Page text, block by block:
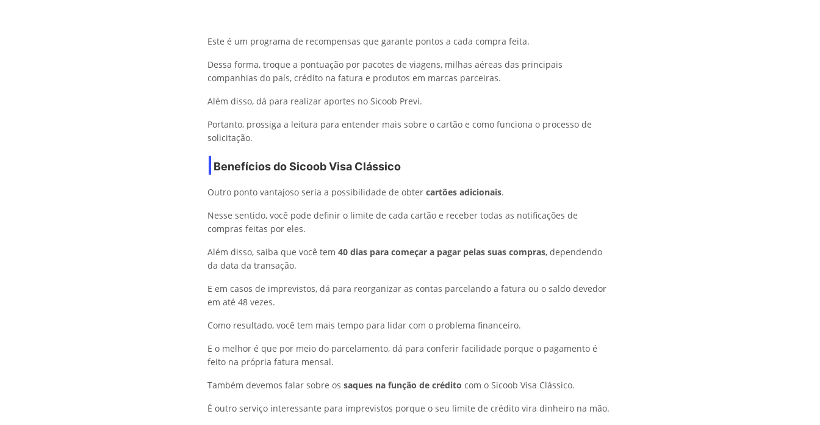
Este é um programa de recompensas que garante pontos a cada compra feita.
Dessa forma, troque a pontuação por pacotes de viagens, milhas aéreas das principais
companhias do país, crédito na fatura e produtos em marcas parceiras.
Além disso, dá para realizar aportes no Sicoob Previ.
Portanto, prossiga a leitura para entender mais sobre o cartão e como funciona o processo de
solicitação.
Benefícios do Sicoob Visa Clássico
Outro ponto vantajoso seria a possibilidade de obter cartões adicionais.
Nesse sentido, você pode definir o limite de cada cartão e receber todas as notificações de
compras feitas por eles.
Além disso, saiba que você tem 40 dias para começar a pagar pelas suas compras, dependendo
da data da transação.
E em casos de imprevistos, dá para reorganizar as contas parcelando a fatura ou o saldo devedor
em até 48 vezes.
Como resultado, você tem mais tempo para lidar com o problema financeiro.
E o melhor é que por meio do parcelamento, dá para conferir facilidade porque o pagamento é
feito na própria fatura mensal.
Também devemos falar sobre os saques na função de crédito com o Sicoob Visa Clássico.
É outro serviço interessante para imprevistos porque o seu limite de crédito vira dinheiro na mão.